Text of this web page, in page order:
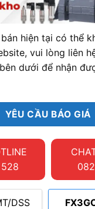
hiện tại có thể
vui lòng liên
bên dưới để nhận
YÊU CẦU BÁO GIÁ
DSS